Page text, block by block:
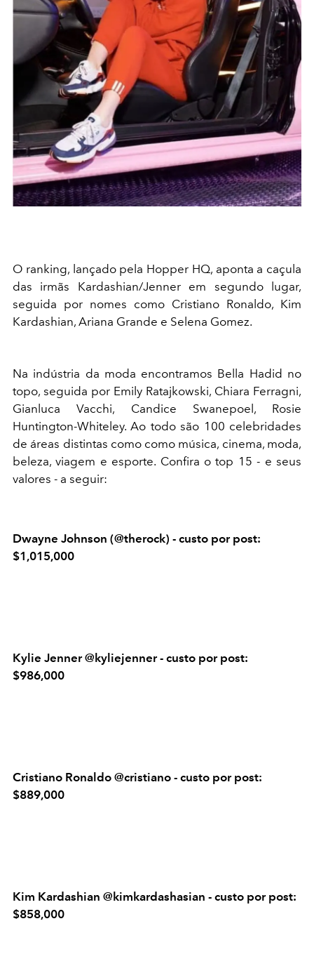
O ranking, lançado pela Hopper HQ, aponta a caçula
das irmãs Kardashian/Jenner em segundo lugar,
seguida por nomes como Cristiano Ronaldo, Kim
Kardashian, Ariana Grande e Selena Gomez.
Na indústria da moda encontramos Bella Hadid no
topo, seguida por Emily Ratajkowski, Chiara Ferragni,
Gianluca Vacchi, Candice Swanepoel, Rosie
Huntington-Whiteley. Ao todo são 100 celebridades
de áreas distintas como como música, cinema, moda,
beleza, viagem e esporte. Confira o top 15 - e seus
valores - a seguir:
Dwayne Johnson (@therock) - custo por post:
$1,015,000
Kylie Jenner @kyliejenner - custo por post:
$986,000
Cristiano Ronaldo @cristiano - custo por post:
$889,000
Kim Kardashian @kimkardashasian - custo por post:
$858,000